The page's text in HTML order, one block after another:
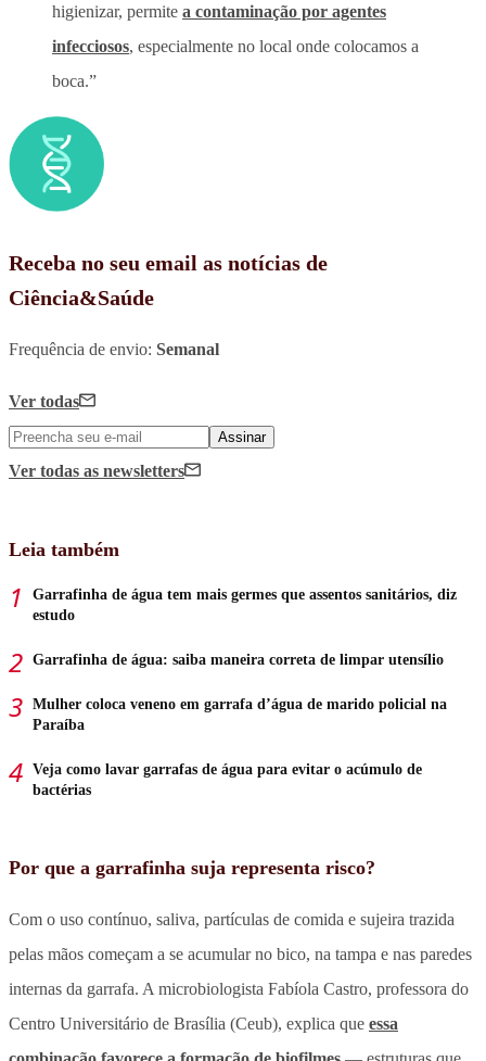
higienizar, permite a contaminação por agentes
infecciosos, especialmente no local onde colocamos a
boca.”
Receba no seu email as notícias de
Ciência&Saúde
Frequência de envio: Semanal
Ver todas
Assinar
Ver todas as newsletters
Leia também
Garrafinha de água tem mais germes que assentos sanitários, diz
estudo
Garrafinha de água: saiba maneira correta de limpar utensílio
Mulher coloca veneno em garrafa d’água de marido policial na
Paraíba
Veja como lavar garrafas de água para evitar o acúmulo de
bactérias
Por que a garrafinha suja representa risco?
Com o uso contínuo, saliva, partículas de comida e sujeira trazida
pelas mãos começam a se acumular no bico, na tampa e nas paredes
internas da garrafa. A microbiologista Fabíola Castro, professora do
Centro Universitário de Brasília (Ceub), explica que essa